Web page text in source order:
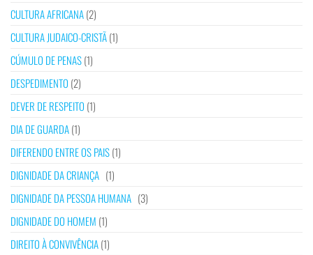
CULTURA AFRICANA(2)
CULTURA JUDAICO-CRISTÃ(1)
CÚMULO DE PENAS(1)
DESPEDIMENTO (2)
DEVER DE RESPEITO (1)
DIA DE GUARDA(1)
DIFERENDO ENTRE OS PAIS(1)
DIGNIDADE DA CRIANÇA (1)
DIGNIDADE DA PESSOA HUMANA (3)
DIGNIDADE DO HOMEM (1)
DIREITO À CONVIVÊNCIA(1)